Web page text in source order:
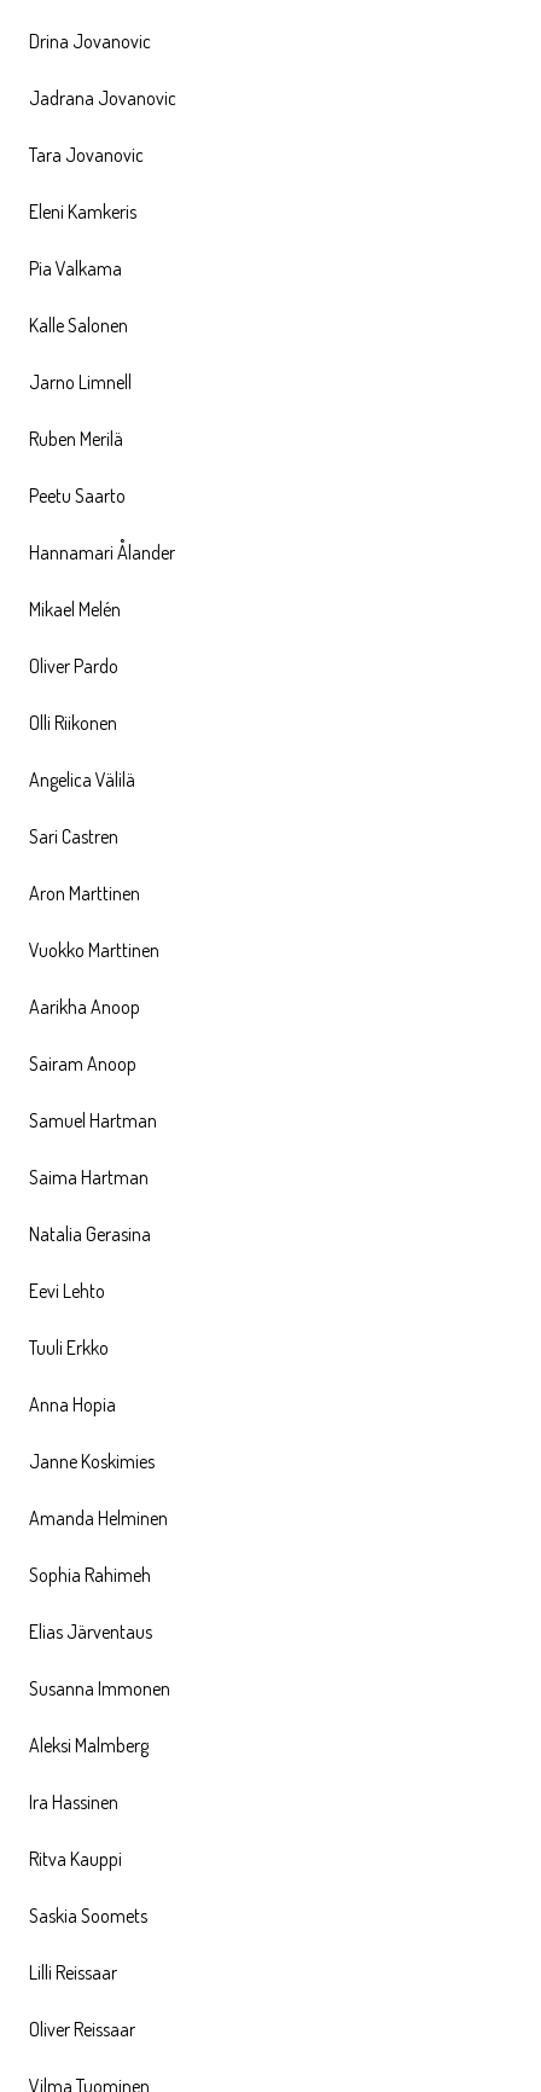
Drina Jovanovic
Jadrana Jovanovic
Tara Jovanovic
Eleni Kamkeris
Pia Valkama
Kalle Salonen
Jarno Limnell
Ruben Merilä
Peetu Saarto
Hannamari Ålander
Mikael Melén
Oliver Pardo
Olli Riikonen
Angelica Välilä
Sari Castren
Aron Marttinen
Vuokko Marttinen
Aarikha Anoop
Sairam Anoop
Samuel Hartman
Saima Hartman
Natalia Gerasina
Eevi Lehto
Tuuli Erkko
Anna Hopia
Janne Koskimies
Amanda Helminen
Sophia Rahimeh
Elias Järventaus
Susanna Immonen
Aleksi Malmberg
Ira Hassinen
Ritva Kauppi
Saskia Soomets
Lilli Reissaar
Oliver Reissaar
Vilma Tuominen